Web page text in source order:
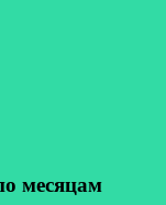
месяцам